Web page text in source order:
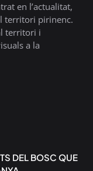
en l’actualitat,
territori pirinenc.
territori i
a la
DEL BOSC QUE